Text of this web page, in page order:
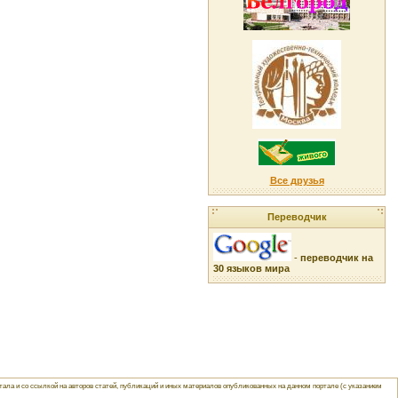
Все друзья
Переводчик
- переводчик на
30 языков мира
и со ссылкой на авторов статей, публикаций и иных материалов опубликованных на данном портале (с указанием